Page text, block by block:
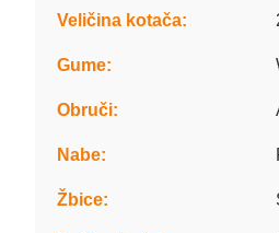
Veličina kotača:
Gume:
Obruči:
Nabe:
Žbice: